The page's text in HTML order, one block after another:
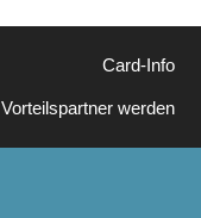
Card-Info
Vorteilspartner werden